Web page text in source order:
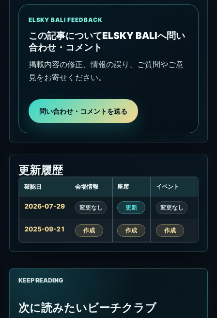
ELSKY BALI FEEDBACK
この記事についてELSKY BALIへ問い
合わせ・コメント
掲載内容の修正、情報の誤り、ご質問やご意
見をお寄せください。
問い合わせ・コメントを送る
更新履歴
新
履
歴
確認日 会場情報 座席 イベント
2026-07-29 変更なし 更新 変更なし
2025-09-21 作成 作成 作成
KEEP READING
次に読みたいビーチクラブ